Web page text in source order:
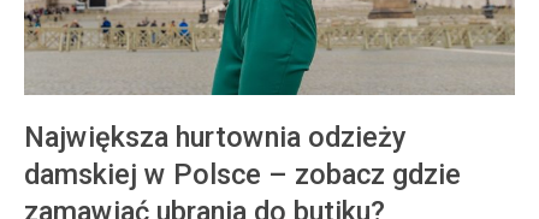
Największa hurtownia odzieży
damskiej w Polsce – zobacz gdzie
zamawiać ubrania do butiku?